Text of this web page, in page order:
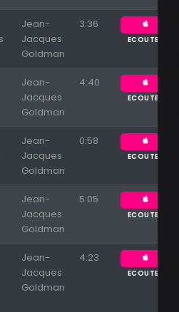
Jean-
Jacques
Goldman
3:36
ECOUTER
Jean-
Jacques
Goldman
4:40
ECOUTER
Jean-
Jacques
Goldman
0:58
ECOUTER
Jean-
Jacques
Goldman
5:05
ECOUTER
Jean-
Jacques
Goldman
4:23
ECOUTER